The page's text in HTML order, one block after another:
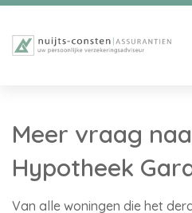
Meer vraag
Hypotheek
Van alle woningen die het